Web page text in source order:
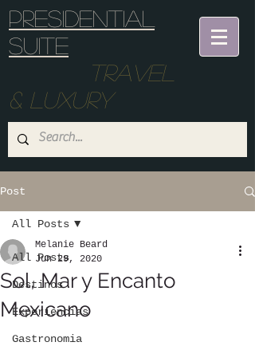
Presidential
suite
Travel
& Luxury
Post
All Posts
Destinos
Experiencias
Gastronomia
All Posts
Sol, Mar y Encanto
Mexicano
Melanie Beard
Jun 29, 2020